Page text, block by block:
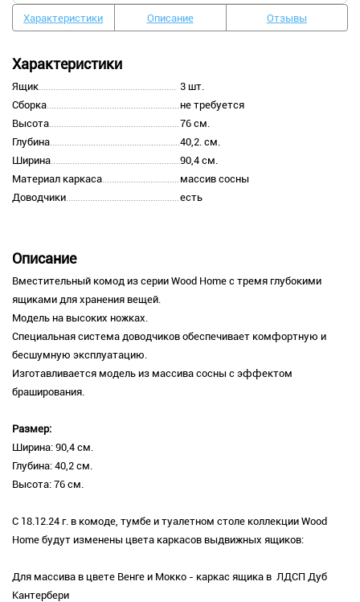
Характеристики Описание Отзывы
Характеристики
Ящик
3 шт.
Сборка
не требуется
Высота
76 см.
Глубина
40,2. см.
Ширина
90,4 см.
Материал каркаса
массив сосны
Доводчики
есть
Описание
Вместительный комод из серии Wood Home с тремя глубокими
ящиками для хранения вещей.
Модель на высоких ножках.
Специальная система доводчиков обеспечивает комфортную и
бесшумную эксплуатацию.
Изготавливается модель из массива сосны с эффектом
браширования.
Размер:
Ширина: 90,4 см.
Глубина: 40,2 см.
Высота: 76 см.
C 18.12.24 г. в комоде, тумбе и туалетном столе коллекции Wood
Home будут изменены цвета каркасов выдвижных ящиков:
Для массива в цвете Венге и Мокко - каркас ящика в ЛДСП Дуб
Кантербери